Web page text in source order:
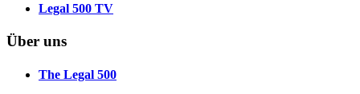
Legal 500 TV
Über uns
The Legal 500